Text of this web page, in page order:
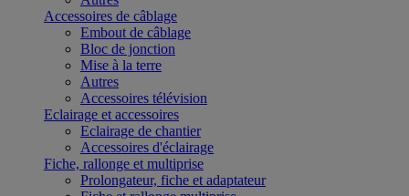
Accessoires de câblage
Embout de câblage
Bloc de jonction
Mise à la terre
Autres
Accessoires télévision
Eclairage et accessoires
Eclairage de chantier
Accessoires d'éclairage
Fiche, rallonge et multiprise
Prolongateur, fiche et adaptateur